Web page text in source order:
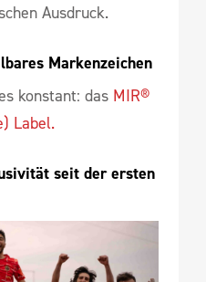
Ausdruck.
Markenzeichen
konstant: das MIR®
Label.
seit der ersten